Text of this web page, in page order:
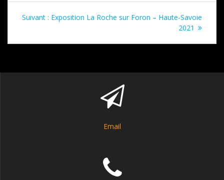
Navigation
Suivant : Article
Exposition La Roche sur Foron – Haute-Savoie
2021
Email